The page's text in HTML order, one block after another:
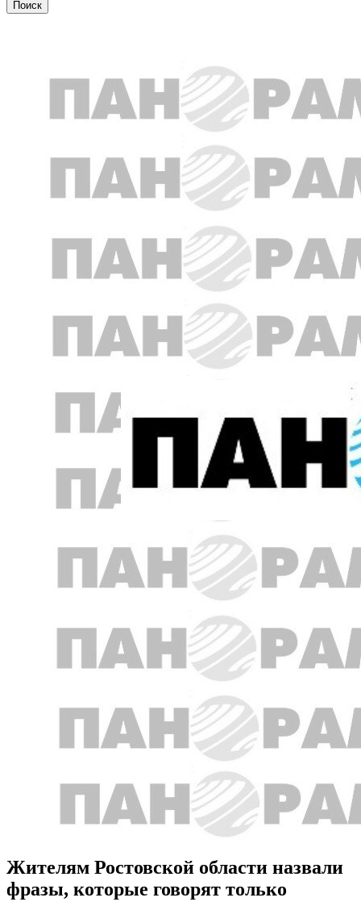
Жителям Ростовской области назвали
фразы, которые говорят только